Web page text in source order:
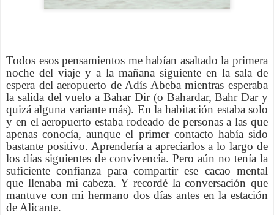
Todos esos pensamientos me habían asaltado la primera
noche del viaje y a la mañana siguiente en la sala de
espera del aeropuerto de Adís Abeba mientras esperaba
la salida del vuelo a Bahar Dir (o Bahardar, Bahr Dar y
quizá alguna variante más). En la habitación estaba solo
y en el aeropuerto estaba rodeado de personas a las que
apenas conocía, aunque el primer contacto había sido
bastante positivo. Aprendería a apreciarlos a lo largo de
los días siguientes de convivencia. Pero aún no tenía la
suficiente confianza para compartir ese cacao mental
que llenaba mi cabeza. Y recordé la conversación que
mantuve con mi hermano dos días antes en la estación
de Alicante.